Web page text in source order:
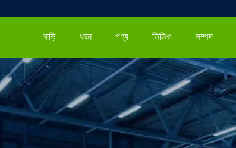
বাড়ি ধরন পণ্য ভিডিও সম্পদ